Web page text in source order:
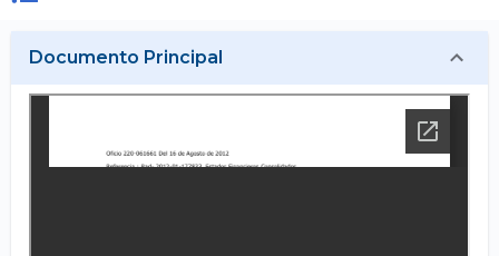
Documento Principal